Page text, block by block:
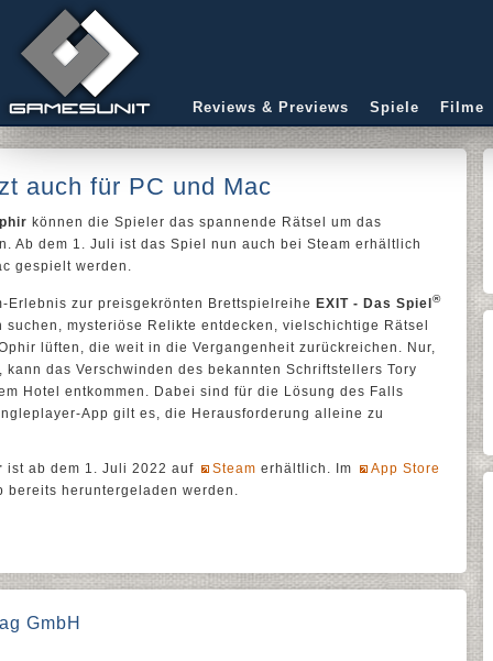
Reviews & Previews Spiele Filme
auch für PC und Mac
können die Spieler das spannende Rätsel um das
Ab dem 1. Juli ist das Spiel nun auch bei Steam erhältlich
gespielt werden.
Erlebnis zur preisgekrönten Brettspielreihe EXIT - Das Spiel ®
mysteriöse Relikte entdecken, vielschichtige Rätsel
lüften, die weit in die Vergangenheit zurückreichen. Nur,
das Verschwinden des bekannten Schriftstellers Tory
Hotel entkommen. Dabei sind für die Lösung des Falls
App gilt es, die Herausforderung alleine zu
ist ab dem 1. Juli 2022 auf Steam erhältlich. Im
App Store
bereits heruntergeladen werden.
GmbH